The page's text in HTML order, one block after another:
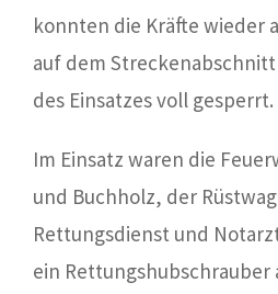
konnten die Kräfte wieder
auf dem
des Einsatzes voll gesperrt.
Im Einsatz waren die
und Buchholz, der
Rettungsdienst und
ein Rettungshubschrauber